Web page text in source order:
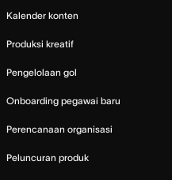
Kalender konten
Produksi kreatif
Pengelolaan gol
Onboarding pegawai baru
Perencanaan organisasi
Peluncuran produk